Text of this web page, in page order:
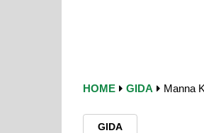
HOME GIDA Manna
GIDA